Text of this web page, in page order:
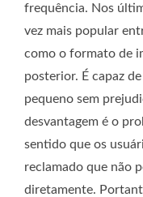
frequência. Nos
vez mais popular
como o formato de
posterior. É capaz
pequeno sem
desvantagem é o
sentido que os
reclamado que não
diretamente.